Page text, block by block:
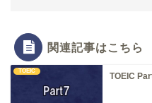
関連記事はこちら
TOEIC
TOEIC